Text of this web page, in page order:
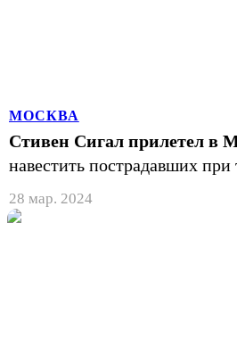
МОСКВА
Стивен Сигал прилетел в
навестить пострадавших при
28 мар. 2024